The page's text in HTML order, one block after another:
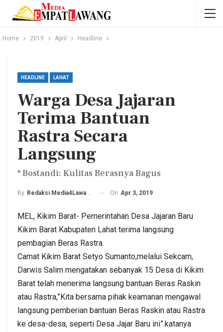
Home 2019 April Headline
HEADLINE LAHAT
Warga Desa Jajaran
Terima Bantuan
Rastra Secara
Langsung
* Bostandi: Kulitas Berasnya Bagus
By Redaksi Media4Lawang On Apr 3, 2019
MEL, Kikim Barat- Pemerintahan Desa Jajaran Baru
Kikim Barat Kabupaten Lahat terima langsung
pembagian Beras Rastra.
Camat Kikim Barat Setyo Sumanto,melalui Sekcam,
Darwis Salim mengatakan sebanyak 15 Desa di Kikim
Barat telah menerima langsung bantuan Beras Raskin
atau Rastra,”Kita bersama pihak keamanan mengawal
langsung pemberian bantuan Beras Raskin atau Rastra
ke desa-desa, seperti Desa Jajar Baru ini”.katanya